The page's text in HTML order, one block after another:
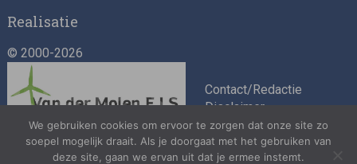
Realisatie
© 2000-2026
Contact/Redactie
Disclaimer
Algemene
voorwaarden
Privacybeleid
We gebruiken cookies om ervoor te zorgen dat onze site zo
soepel mogelijk draait. Als je doorgaat met het gebruiken van
deze site, gaan we ervan uit dat je ermee instemt.